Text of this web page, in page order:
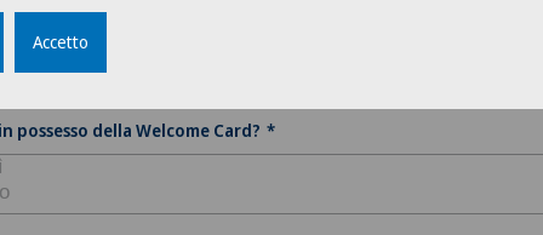
possesso della Welcome Card?
Accetto